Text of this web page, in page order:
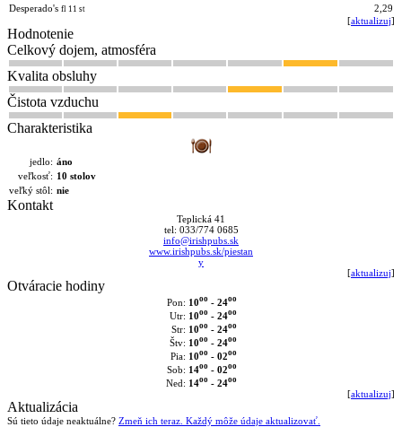
Desperado's fl 11 st
2,29
[aktualizuj]
Hodnotenie
Celkový dojem, atmosféra
Kvalita obsluhy
Čistota vzduchu
Charakteristika
jedlo: áno
veľkosť: 10 stolov
veľký stôl: nie
Kontakt
Teplická 41
tel: 033/774 0685
info@irishpubs.sk
www.irishpubs.sk/piestan
y
[aktualizuj]
Otváracie hodiny
Pon: 10oo- 24oo
Utr: 10oo- 24oo
Str: 10oo- 24oo
Štv: 10oo- 24oo
Pia: 10oo- 02oo
Sob: 14oo- 02oo
Ned: 14oo- 24oo
[aktualizuj]
Aktualizácia
Sú tieto údaje neaktuálne? Zmeň ich teraz. Každý môže údaje aktualizovať.